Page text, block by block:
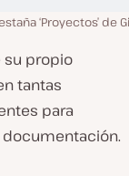
‘Proyectos’ de
su propio
tantas
para